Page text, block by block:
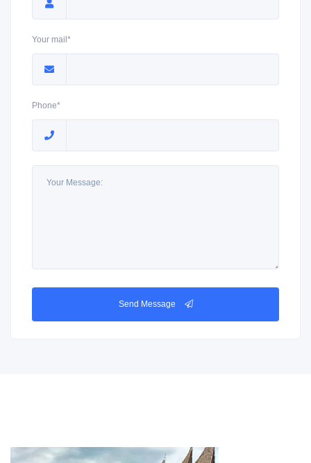
Your mail*
Phone*
Send Message